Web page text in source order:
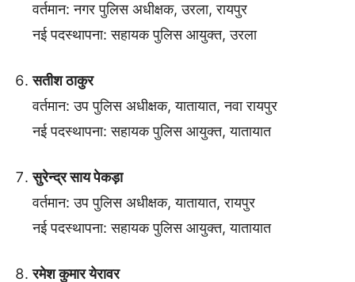
वर्तमान: नगर पुलिस अधीक्षक, उरला, रायपुर
नई पदस्थापना: सहायक पुलिस आयुक्त, उरला
सतीश ठाकुर
वर्तमान: उप पुलिस अधीक्षक, यातायात, नवा रायपुर
नई पदस्थापना: सहायक पुलिस आयुक्त, यातायात
सुरेन्द्र साय पेकड़ा
वर्तमान: उप पुलिस अधीक्षक, यातायात, रायपुर
नई पदस्थापना: सहायक पुलिस आयुक्त, यातायात
रमेश कुमार येरावर